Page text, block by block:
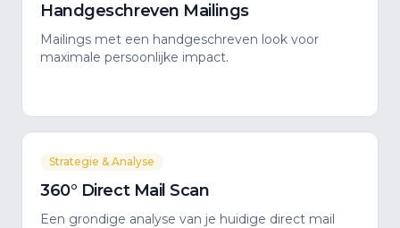
Handgeschreven Mailings
Mailings met een handgeschreven look voor
maximale persoonlijke impact.
Strategie & Analyse
360° Direct Mail Scan
Een grondige analyse van je huidige direct mail